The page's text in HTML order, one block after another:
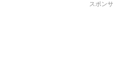
スポン